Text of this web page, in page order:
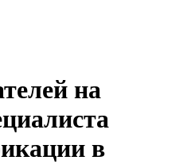
на
в